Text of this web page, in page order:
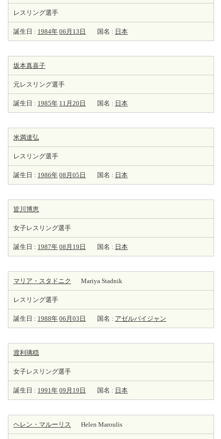
レスリング選手
誕生日 : 1984年 06月13日 国名 : 日本
坂本真喜子
元レスリング選手
誕生日 : 1985年 11月20日 国名 : 日本
米満達弘
レスリング選手
誕生日 : 1986年 08月05日 国名 : 日本
皆川博恵
女子レスリング選手
誕生日 : 1987年 08月19日 国名 : 日本
マリア・スタドニク Mariya Stadnik
レスリング選手
誕生日 : 1988年 06月03日 国名 : アゼルバイジャン
渡利璃穏
女子レスリング選手
誕生日 : 1991年 09月19日 国名 : 日本
ヘレン・マルーリス Helen Maroulis